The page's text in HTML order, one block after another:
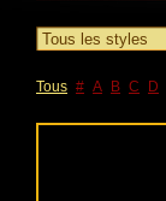
Tous # A B C D